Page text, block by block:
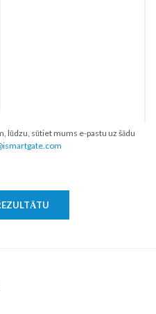
lūdzu, sūtiet mums e-pastu uz šādu